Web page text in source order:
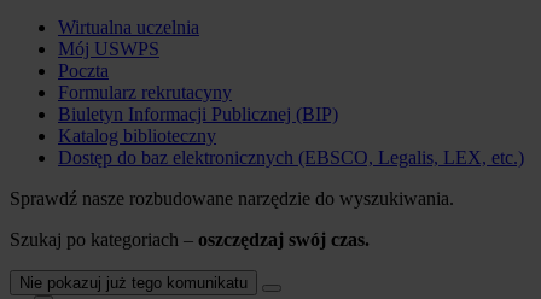
Wirtualna uczelnia
Mój USWPS
Poczta
Formularz rekrutacyny
Biuletyn Informacji Publicznej (BIP)
Katalog biblioteczny
Dostęp do baz elektronicznych (EBSCO, Legalis, LEX, etc.)
Sprawdź nasze rozbudowane narzędzie do wyszukiwania.
Szukaj po kategoriach – oszczędzaj swój czas.
Nie pokazuj już tego komunikatu